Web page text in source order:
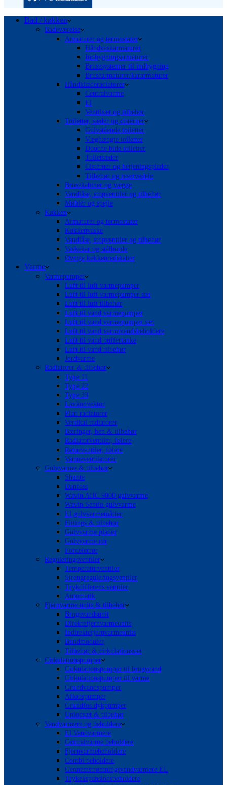
Bad / køkken
Badeværelse
Armaturer og termostater
Håndvaskarmaturer
Indbygningsarmaturer
Brusesystemer til indbygning
Brusearmaturer/kararmaturer
Håndklæderadiatorer
Centralvarme
El
Ventilsæt og tilbehør
Toiletter, sæder og cisterner
Gulvstående toiletter
Væghængte toiletter
Douche bide toiletter
Toiletsæder
Cisterner og betjeningsplader
Tilbehør og reservedele
Brusekabiner og vægge
Vandlåse, stopventiler og tilbehør
Møbler og spejle
Køkken
Armaturer og termostater
Køkkenvaske
Vandlåse, stopventiler og tilbehør
Vaskekar og stålborde
Øvrige køkkenredskaber
Varme
Varmepumper
Luft til luft varmepumper
Luft til luft varmepumper sæt
Luft til luft tilbehør
Luft til vand varmepumper
Luft til vand varmepumper sæt
Luft til vand varmtvandsbeholdere
Luft til vand buffertanke
Luft til vand tilbehør
Jordvarme
Radiatorer & tilbehør
Type 11
Type 22
Type 33
Lavkonvektor
Plan radiatorer
Vertikal radiatorer
Bæringer, ben & tilbehør
Radiatorventiler, følere
Returventiler, følere
Varmeventilatorer
Gulvvarme & tilbehør
Shunte
Danfoss
Wavin AHC 9000 gulvvarme
Wavin Sentio gulvvarme
El gulvvarmemåtter
Fittings & tilbehør
Gulvvarme plader
Gulvvarme rør
Fordelerrør
Reguleringsventiler
Temperaturventiler
Strengreguleringsventiler
Trykdifferens ventiler
Automatik
Fjernvarme units & tilbehør
Brugsvandsunit
Direktefjernvarmeunits
Indirektefjernvarmeunits
Bundmoduler
Tilbehør & cirkulationssæt
Cirkulationspumper
Cirkulationspumper til brugsvand
Cirkulationspumper til varme
Grundvandspumper
Afløbspumper
Grundfos dykpumper
Unionsæt & tilbehør
Vandvarmere og beholdere
El Vandvarmere
Centralvarme beholdere
Fjernvarmebeholdere
Combi beholdere
Gennemstrømningsvandvarmere EL
Trykekspansionsbeholdere